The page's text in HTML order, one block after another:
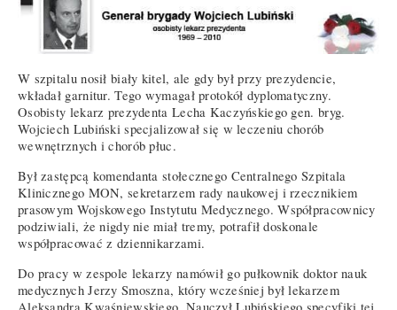
W szpitalu nosił biały kitel, ale gdy był przy prezydencie,
wkładał garnitur. Tego wymagał protokół dyplomatyczny.
Osobisty lekarz prezydenta Lecha Kaczyńskiego gen. bryg.
Wojciech Lubiński specjalizował się w leczeniu chorób
wewnętrznych i chorób płuc.
Był zastępcą komendanta stołecznego Centralnego Szpitala
Klinicznego MON, sekretarzem rady naukowej i rzecznikiem
prasowym Wojskowego Instytutu Medycznego. Współpracownicy
podziwiali, że nigdy nie miał tremy, potrafił doskonale
współpracować z dziennikarzami.
Do pracy w zespole lekarzy namówił go pułkownik doktor nauk
medycznych Jerzy Smoszna, który wcześniej był lekarzem
Aleksandra Kwaśniewskiego. Nauczył Lubińskiego specyfiki tej